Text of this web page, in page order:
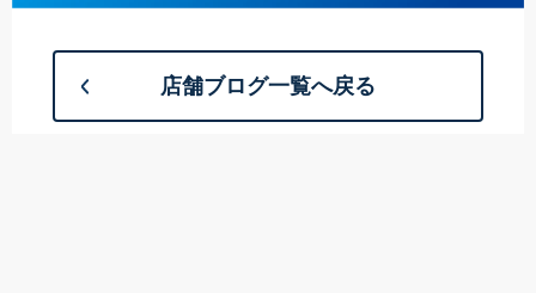
店舗ブログ一覧へ戻る